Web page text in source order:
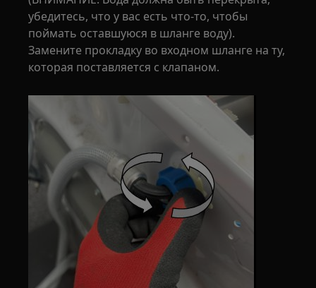
убедитесь, что у вас есть что-то, чтобы
поймать оставшуюся в шланге воду).
Замените прокладку во входном шланге на ту,
которая поставляется с клапаном.